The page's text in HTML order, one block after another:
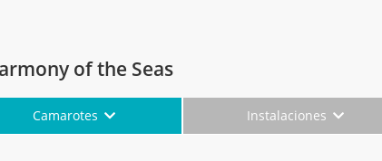
of the Seas
Camarotes Instalaciones